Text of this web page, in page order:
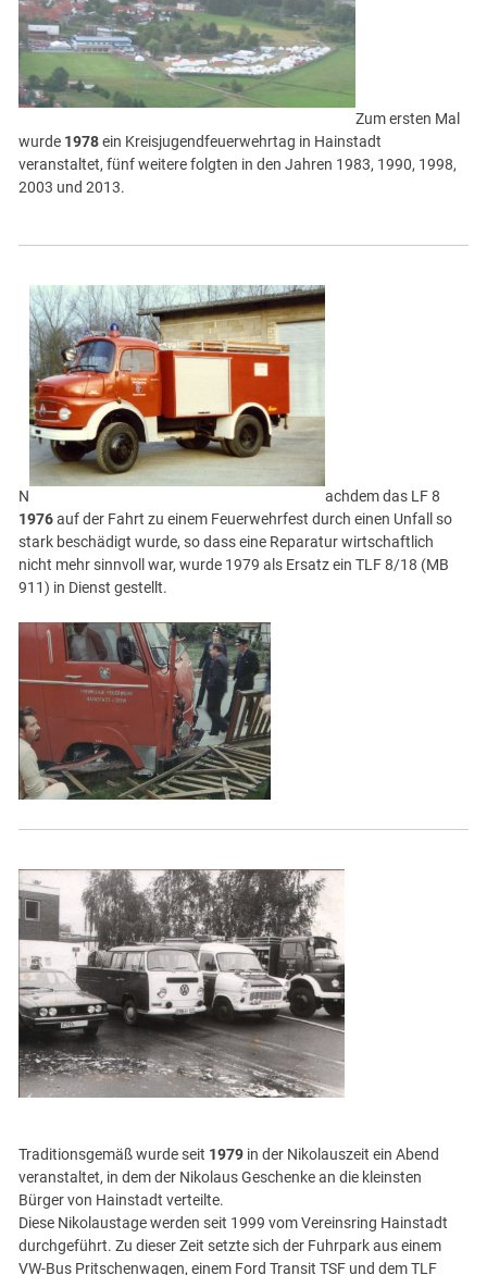
Zum ersten Mal
wurde 1978ein Kreisjugendfeuerwehrtag in Hainstadt
veranstaltet, fünf weitere folgten in den Jahren 1983, 1990, 1998,
2003 und 2013.
N
achdem das LF 8
1976auf der Fahrt zu einem Feuerwehrfest durch einen Unfall so
stark beschädigt wurde, so dass eine Reparatur wirtschaftlich
nicht mehr sinnvoll war, wurde 1979 als Ersatz ein TLF 8/18 (MB
911) in Dienst gestellt.
Traditionsgemäß wurde seit 1979 in der Nikolauszeit ein Abend
veranstaltet, in dem der Nikolaus Geschenke an die kleinsten
Bürger von Hainstadt verteilte.
Diese Nikolaustage werden seit 1999 vom Vereinsring Hainstadt
durchgeführt. Zu dieser Zeit setzte sich der Fuhrpark aus einem
VW-Bus Pritschenwagen, einem Ford Transit TSF und dem TLF